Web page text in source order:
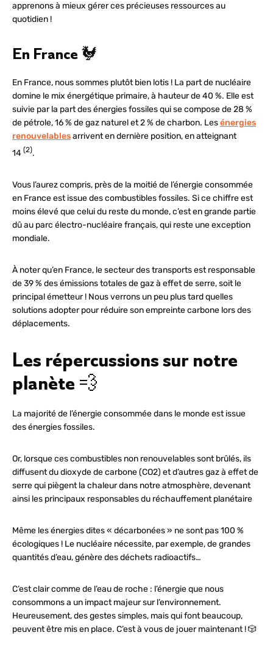
apprenons à mieux gérer ces précieuses ressources au
quotidien !
En France 🐓
En France, nous sommes plutôt bien lotis ! La part de nucléaire
domine le mix énergétique primaire, à hauteur de 40 %. Elle est
suivie par la part des énergies fossiles qui se compose de 28 %
de pétrole, 16 % de gaz naturel et 2 % de charbon. Lesénergies
renouvelablesarrivent en dernière position, en atteignant
14 (2).
Vous l’aurez compris, près de la moitié de l’énergie consommée
en France est issue des combustibles fossiles. Si ce chiffre est
moins élevé que celui du reste du monde, c’est en grande partie
dû au parc électro-nucléaire français, qui reste une exception
mondiale.
À noter qu’en France, le secteur des transports est responsable
de 39 % des émissions totales de gaz à effet de serre, soit le
principal émetteur ! Nous verrons un peu plus tard quelles
solutions adopter pour réduire son empreinte carbone lors des
déplacements.
Les répercussions sur notre
planète 💨
La majorité de l’énergie consommée dans le monde est issue
des énergies fossiles.
Or, lorsque ces combustibles non renouvelables sont brûlés, ils
diffusent du dioxyde de carbone (CO2) et d’autres gaz à effet de
serre qui piègent la chaleur dans notre atmosphère, devenant
ainsi les principaux responsables du réchauffement planétaire
Même les énergies dites « décarbonées » ne sont pas 100 %
écologiques ! Le nucléaire nécessite, par exemple, de grandes
quantités d’eau, génère des déchets radioactifs…
C’est clair comme de l’eau de roche : l’énergie que nous
consommons a un impact majeur sur l’environnement.
Heureusement, des gestes simples, mais qui font beaucoup,
peuvent être mis en place. C’est à vous de jouer maintenant ! 🎲